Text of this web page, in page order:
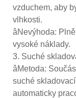
vzduchem, aby
vlhkosti.
âNevýhoda:
vysoké náklady.
3. Suché
âMetoda:
suché
automaticky